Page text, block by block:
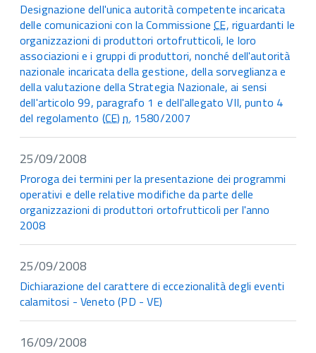
Designazione dell'unica autorità competente incaricata
delle comunicazioni con la CommissioneCE, riguardanti le
organizzazioni di produttori ortofrutticoli, le loro
associazioni e i gruppi di produttori, nonché dell'autorità
nazionale incaricata della gestione, della sorveglianza e
della valutazione della Strategia Nazionale, ai sensi
dell'articolo 99, paragrafo 1 e dell'allegato VII, punto 4
del regolamento (CE)n. 1580/2007
25/09/2008
Proroga dei termini per la presentazione dei programmi
operativi e delle relative modifiche da parte delle
organizzazioni di produttori ortofrutticoli per l'anno
2008
25/09/2008
Dichiarazione del carattere di eccezionalità degli eventi
calamitosi - Veneto (PD - VE)
16/09/2008